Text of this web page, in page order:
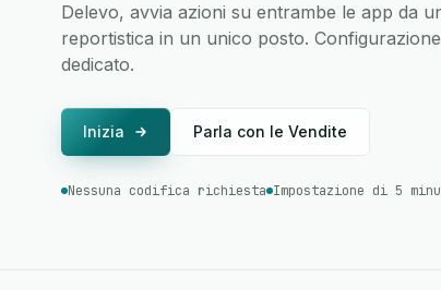
Delevo, avvia azioni su entrambe le app da
reportistica in un unico posto.
dedicato.
Inizia Parla con le Vendite
Nessuna codifica richiesta Impostazione di 5